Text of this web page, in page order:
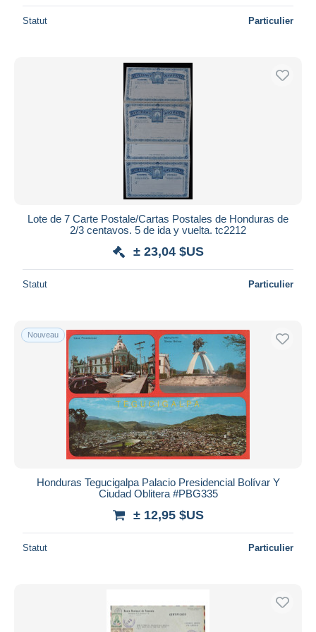
Statut Particulier
Lote de 7 Carte Postale/Cartas Postales de Honduras de
2/3 centavos. 5 de ida y vuelta. tc2212
± 23,04 $US
Statut Particulier
Nouveau
Honduras Tegucigalpa Palacio Presidencial Bolívar Y
Ciudad Oblitera #PBG335
± 12,95 $US
Statut Particulier